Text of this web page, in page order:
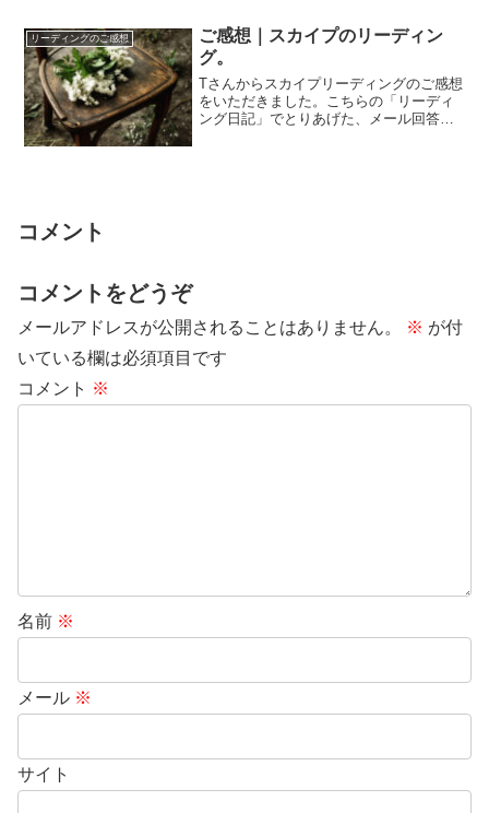
リーディングのご感想
ご感想｜スカイプのリーディン
グ。
Tさんからスカイプリーディングのご感想
をいただきました。こちらの「リーディ
ング日記」でとりあげた、メール回答の
コメント
コメントをどうぞ
メールアドレスが公開されることはありません。 ※ が付
いている欄は必須項目です
コメント ※
名前 ※
メール ※
サイト